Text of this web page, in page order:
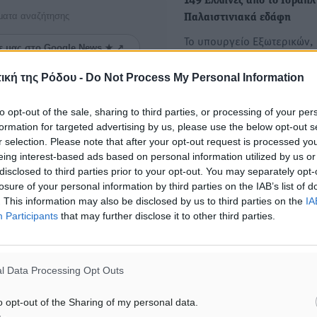
της Ρόδου - Do Not Process My Personal Information
opt-out of the sale, sharing to third parties, or processing of your
for targeted advertising by us, please use the below opt-out
selection. Please note that after your opt-out request is processed
interest-based ads based on personal information utilized by us
to third parties prior to your opt-out. You may separately
of your personal information by third parties on the IAB’s list of
This information may also be disclosed by us to third parties on the
Participants that may further disclose it to other third parties.
Data Processing Opt Outs
opt-out of the Sharing of my personal data.
αναζήτησης
μας στο Google News ★ ↗
Παλαιστινιακά εδάφη
Το υπουργείο
Αβίβ και…
Συρία: Ταξιδιωτική
Οι Έλληνες που βρίσκονται
αποφεύγουν τις
Η Αθήνα, παίρνοντας
μια σειρά άλλων χωρών,
ταξιδιωτική οδηγία…
ΕΠΙΣΗΣ
ΕΙΔΉΣΕΙΣ